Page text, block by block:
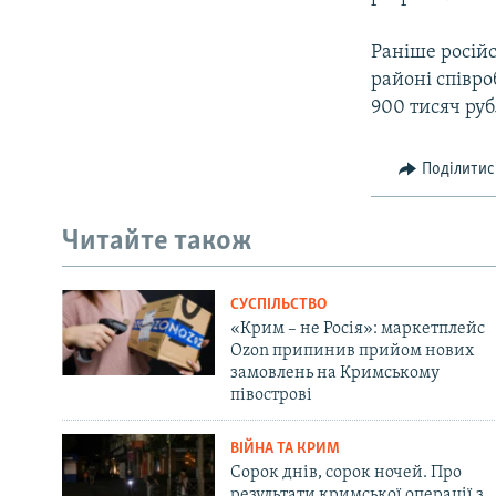
Раніше
районі
900 тисяч
Читайте також
СУСПІЛЬСТВО
«Крим – не Росія»: маркетплейс
Ozon припинив прийом нових
замовлень на Кримському
півострові
ВІЙНА ТА КРИМ
Сорок днів, сорок ночей. Про